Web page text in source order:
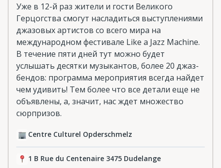
Уже в 12-й раз жители и гости Великого
Герцогства смогут насладиться выступлениями
джазовых артистов со всего мира на
международном фестивале Like a Jazz Machine.
В течение пяти дней тут можно будет
услышать десятки музыкантов, более 20 джаз-
бендов: программа мероприятия всегда найдет
чем удивить! Тем более что все детали еще не
объявлены, а, значит, нас ждет множество
сюрпризов.
Centre Culturel Opderschmelz
1 B Rue du Centenaire 3475 Dudelange